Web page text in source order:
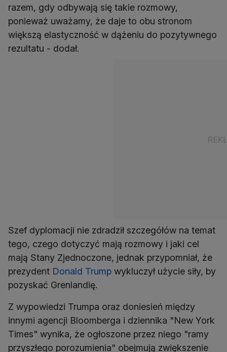
razem, gdy odbywają się takie rozmowy,
ponieważ uważamy, że daje to obu stronom
większą elastyczność w dążeniu do pozytywnego
rezultatu - dodał.
Szef dyplomacji nie zdradził szczegółów na temat
tego, czego dotyczyć mają rozmowy i jaki cel
mają Stany Zjednoczone, jednak przypomniał, że
prezydent Donald Trump wykluczył użycie siły, by
pozyskać Grenlandię.
Z wypowiedzi Trumpa oraz doniesień między
innymi agencji Bloomberga i dziennika "New York
Times" wynika, że ogłoszone przez niego "ramy
przyszłego porozumienia" obejmują zwiększenie